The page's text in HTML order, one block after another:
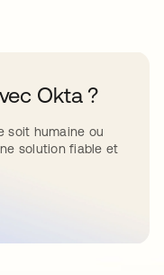
Okta ?
soit humaine ou
solution fiable et
onglet